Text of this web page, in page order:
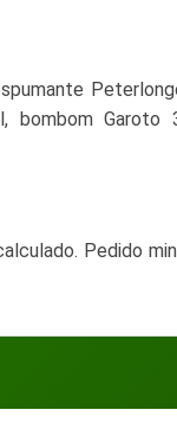
bombom Garoto
Pedido